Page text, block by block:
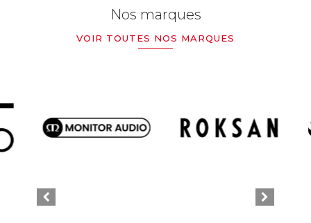
Nos marques
VOIR TOUTES NOS MARQUES